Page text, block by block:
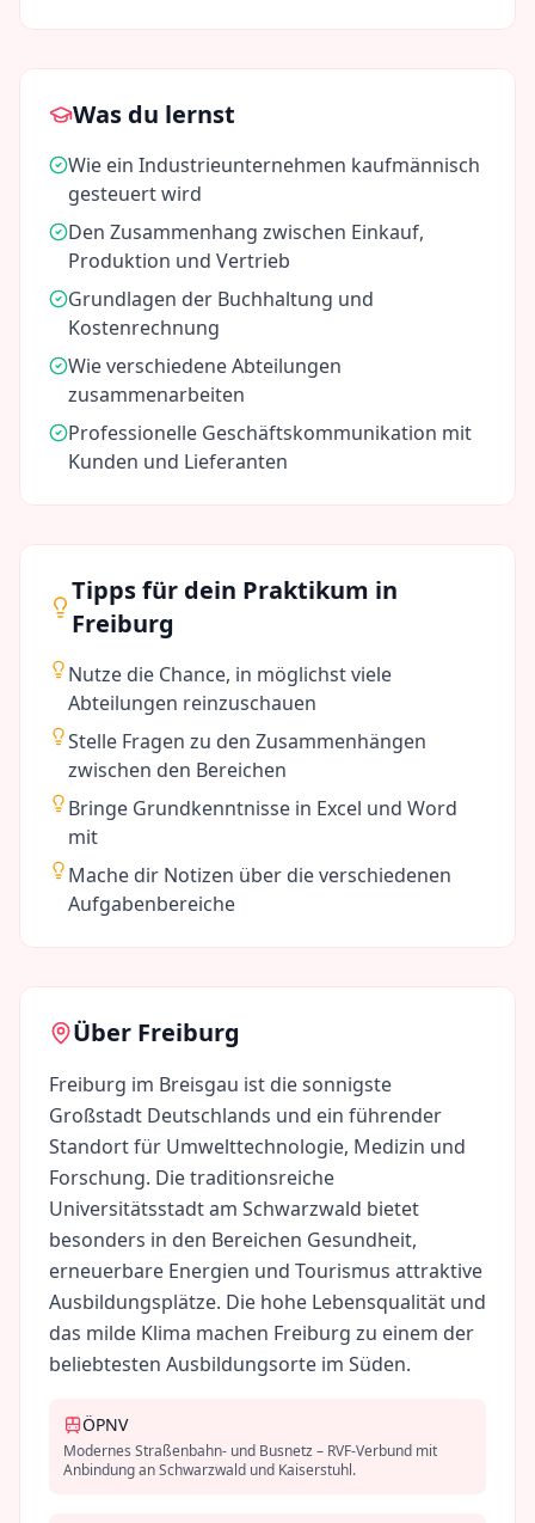
Was du lernst
Wie ein Industrieunternehmen kaufmännisch
gesteuert wird
Den Zusammenhang zwischen Einkauf,
Produktion und Vertrieb
Grundlagen der Buchhaltung und
Kostenrechnung
Wie verschiedene Abteilungen
zusammenarbeiten
Professionelle Geschäftskommunikation mit
Kunden und Lieferanten
Tipps für dein Praktikum in
Freiburg
Nutze die Chance, in möglichst viele
Abteilungen reinzuschauen
Stelle Fragen zu den Zusammenhängen
zwischen den Bereichen
Bringe Grundkenntnisse in Excel und Word
mit
Mache dir Notizen über die verschiedenen
Aufgabenbereiche
Über Freiburg
Freiburg im Breisgau ist die sonnigste
Großstadt Deutschlands und ein führender
Standort für Umwelttechnologie, Medizin und
Forschung. Die traditionsreiche
Universitätsstadt am Schwarzwald bietet
besonders in den Bereichen Gesundheit,
erneuerbare Energien und Tourismus attraktive
Ausbildungsplätze. Die hohe Lebensqualität und
das milde Klima machen Freiburg zu einem der
beliebtesten Ausbildungsorte im Süden.
ÖPNV
Modernes Straßenbahn- und Busnetz – RVF-Verbund mit
Anbindung an Schwarzwald und Kaiserstuhl.